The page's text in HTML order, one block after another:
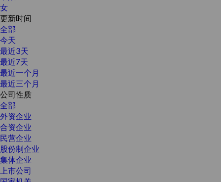
女
更新时间
全部
今天
最近3天
最近7天
最近一个月
最近三个月
公司性质
全部
外资企业
合资企业
民营企业
股份制企业
集体企业
上市公司